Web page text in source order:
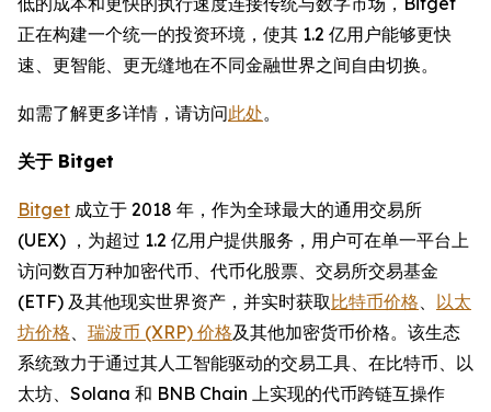
正在构建一个统一的投资环境，使其 1.2 亿用户能够更快
速、更智能、更无缝地在不同金融世界之间自由切换。
如需了解更多详情，请访问此处。
关于 Bitget
Bitget 成立于 2018 年，作为全球最大的通用交易所
(UEX) ，为超过 1.2 亿用户提供服务，用户可在单一平台上
访问数百万种加密代币、代币化股票、交易所交易基金
(ETF) 及其他现实世界资产，并实时获取 比特币价格、 以太
坊价格、 瑞波币 (XRP) 价格及其他加密货币价格。该生态
系统致力于通过其人工智能驱动的交易工具、在比特币、以
太坊、Solana 和 BNB Chain 上实现的代币跨链互操作